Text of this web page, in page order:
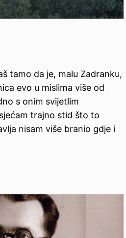
tamo da je, malu Zadranku,
evo u mislima više od
s onim svijetlim
trajno stid što to
nisam više branio gdje i